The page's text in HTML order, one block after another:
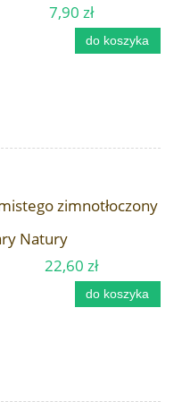
7,90 zł
do koszyka
zimnotłoczony
Natury
22,60 zł
do koszyka